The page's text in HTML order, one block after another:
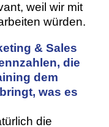
weil wir mit
würden.
& Sales
die
dem
was es
die